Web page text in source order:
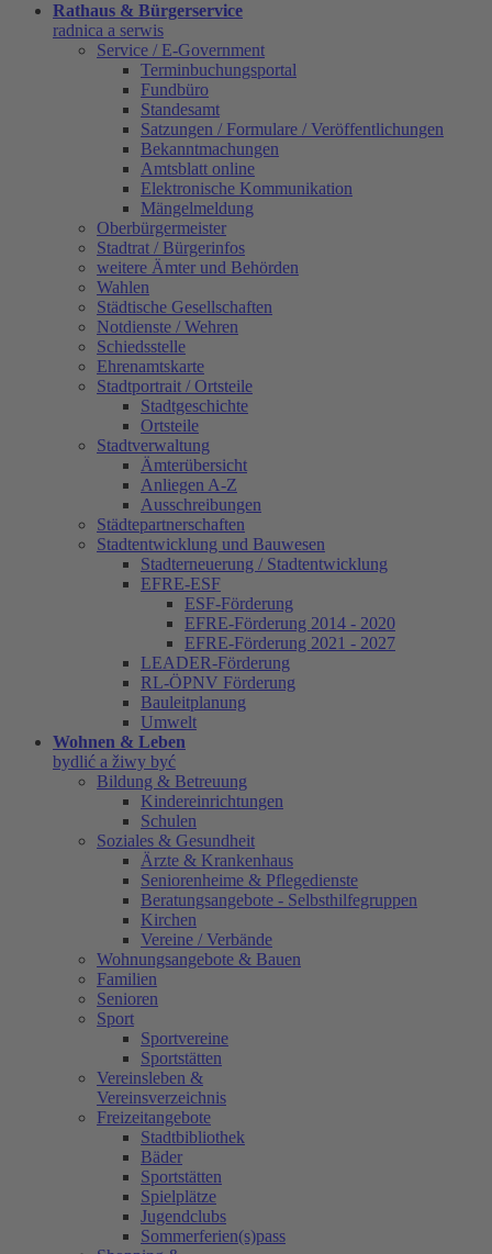
Rathaus & Bürgerservice
radnica a serwis
Service / E-Government
Terminbuchungsportal
Fundbüro
Standesamt
Satzungen / Formulare / Veröffentlichungen
Bekanntmachungen
Amtsblatt online
Elektronische Kommunikation
Mängelmeldung
Oberbürgermeister
Stadtrat / Bürgerinfos
weitere Ämter und Behörden
Wahlen
Städtische Gesellschaften
Notdienste / Wehren
Schiedsstelle
Ehrenamtskarte
Stadtportrait / Ortsteile
Stadtgeschichte
Ortsteile
Stadtverwaltung
Ämterübersicht
Anliegen A-Z
Ausschreibungen
Städtepartnerschaften
Stadtentwicklung und Bauwesen
Stadterneuerung / Stadtentwicklung
EFRE-ESF
ESF-Förderung
EFRE-Förderung 2014 - 2020
EFRE-Förderung 2021 - 2027
LEADER-Förderung
RL-ÖPNV Förderung
Bauleitplanung
Umwelt
Wohnen & Leben
bydlić a žiwy być
Bildung & Betreuung
Kindereinrichtungen
Schulen
Soziales & Gesundheit
Ärzte & Krankenhaus
Seniorenheime & Pflegedienste
Beratungsangebote - Selbsthilfegruppen
Kirchen
Vereine / Verbände
Wohnungsangebote & Bauen
Familien
Senioren
Sport
Sportvereine
Sportstätten
Vereinsleben &
Vereinsverzeichnis
Freizeitangebote
Stadtbibliothek
Bäder
Sportstätten
Spielplätze
Jugendclubs
Sommerferien(s)pass